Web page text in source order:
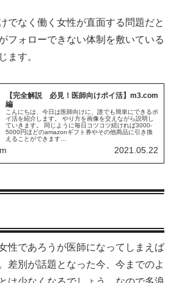
でなく働く女性が直面する問題だと
フォローできない体制を敷いている
ます。
【完全解説 必見！医師向けポイ活】m3.com
編
こんにちは、今日は医師向けに、誰でも簡単にできるポ
イ活を紹介します。 やり方を画像を交えながら説明し
ていきます。 同じように毎日コツコツ続ければ3000-
5000円ほどのamazonギフト券やその他商品に引き換
えることができます...
2021.05.22
性であろうが医師になってしまえば
差別が話題となった今、今までのよ